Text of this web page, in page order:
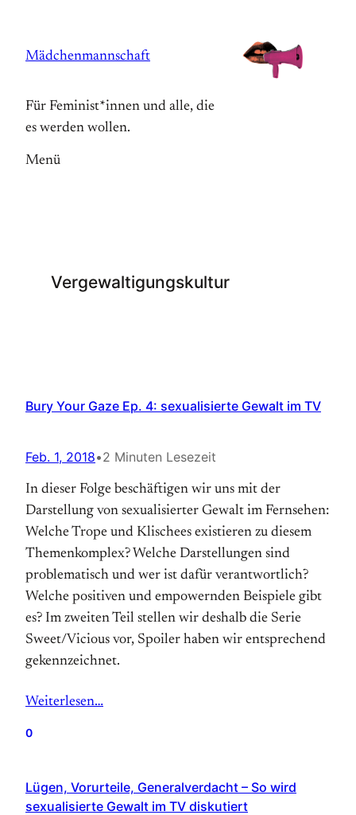
springen
Mädchenmannschaft
Für Feminist*innen und alle, die
es werden wollen.
Menü
Vergewaltigungskultur
Bury Your Gaze Ep. 4: sexualisierte Gewalt im TV
Feb. 1, 2018•2 Minuten Lesezeit
In dieser Folge beschäftigen wir uns mit der
Darstellung von sexualisierter Gewalt im Fernsehen:
Welche Trope und Klischees existieren zu diesem
Themenkomplex? Welche Darstellungen sind
problematisch und wer ist dafür verantwortlich?
Welche positiven und empowernden Beispiele gibt
es? Im zweiten Teil stellen wir deshalb die Serie
Sweet/Vicious vor, Spoiler haben wir entsprechend
gekennzeichnet.
Weiterlesen…
0
Lügen, Vorurteile, Generalverdacht – So wird
sexualisierte Gewalt im TV diskutiert